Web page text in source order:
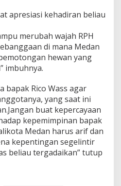
apresiasi kehadiran beliau
merubah wajah RPH
di mana Medan
hewan yang
imbuhnya.
bapak Rico Wass agar
yang saat ini
buat kepercayaan
kepemimpinan bapak
Medan harus arif dan
kepentingan segelintir
beliau tergadaikan” tutup